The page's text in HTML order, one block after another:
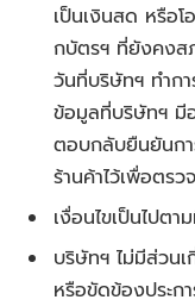
เป็นเงินสด หรือโ
กบัตรฯ ที่ยังคงส
วันที่บริษัทฯ ทำก
ข้อมูลที่บริษัทฯ มี
ตอบกลับยืนยันกา
ร้านค้าไว้เพื่อตร
เงื่อนไขเป็นไปต
บริษัทฯ ไม่มีส่วน
หรือขัดข้องประก